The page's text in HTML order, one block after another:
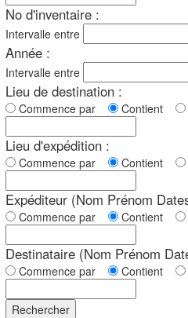
No d'inventaire :
Intervalle entre
Année :
Intervalle entre
Lieu de destination :
Commence par Contient
Lieu d'expédition :
Commence par Contient
Expéditeur (Nom Prénom
Commence par Contient
Destinataire (Nom Prénom
Commence par Contient
Rechercher